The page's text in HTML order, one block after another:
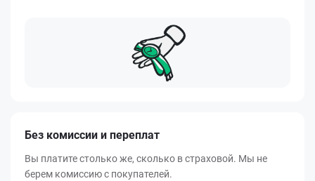
Без комиссии и переплат
Вы платите столько же, сколько в страховой. Мы не
берем комиссию с покупателей.